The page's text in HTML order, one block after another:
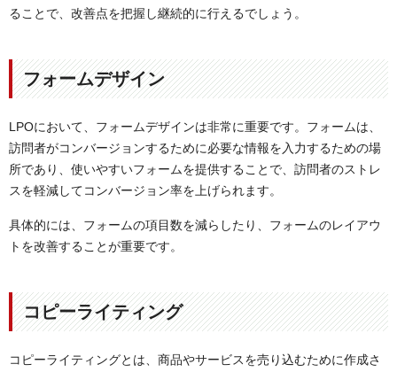
ることで、改善点を把握し継続的に行えるでしょう。
フォームデザイン
LPOにおいて、フォームデザインは非常に重要です。フォームは、
訪問者がコンバージョンするために必要な情報を入力するための場
所であり、使いやすいフォームを提供することで、訪問者のストレ
スを軽減してコンバージョン率を上げられます。
具体的には、フォームの項目数を減らしたり、フォームのレイアウ
トを改善することが重要です。
コピーライティング
コピーライティングとは、商品やサービスを売り込むために作成さ